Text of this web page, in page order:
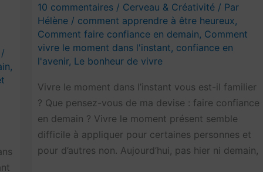
/
,
10 commentaires / Cerveau & Créativité / Par
Hélène / comment apprendre à être heureux,
Comment faire confiance en demain, Comment
vivre le moment dans l'instant, confiance en
l'avenir, Le bonheur de vivre
Vivre le moment dans l’instant vous est-il familier
? Que pensez-vous de ma devise : faire confiance
en demain ? Vivre le moment présent semble
difficile à appliquer pour certaines personnes et
pour d’autres non. Aujourd’hui, pas hier ni demain,